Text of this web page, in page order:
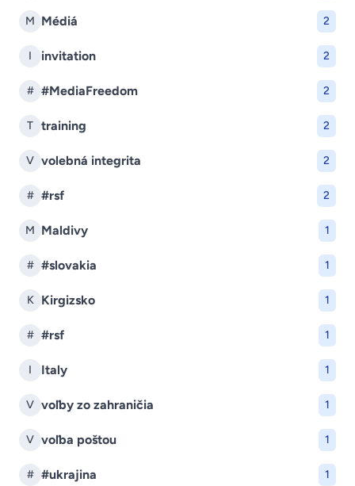
M Médiá 2
I invitation 2
# #MediaFreedom 2
T training 2
V volebná integrita 2
# #rsf 2
M Maldivy 1
# #slovakia 1
K Kirgizsko 1
# #rsf 1
I Italy 1
V voľby zo zahraničia 1
V voľba poštou 1
# #ukrajina 1